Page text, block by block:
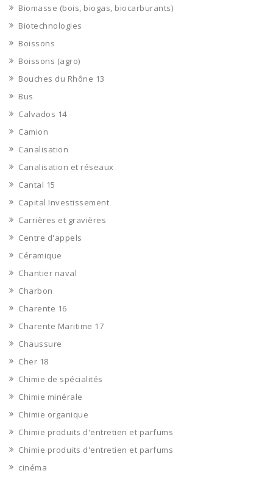
Biomasse (bois, biogas, biocarburants)
Biotechnologies
Boissons
Boissons (agro)
Bouches du Rhône 13
Bus
Calvados 14
Camion
Canalisation
Canalisation et réseaux
Cantal 15
Capital Investissement
Carrières et gravières
Centre d'appels
Céramique
Chantier naval
Charbon
Charente 16
Charente Maritime 17
Chaussure
Cher 18
Chimie de spécialités
Chimie minérale
Chimie organique
Chimie produits d'entretien et parfums
Chimie produits d'entretien et parfums
cinéma